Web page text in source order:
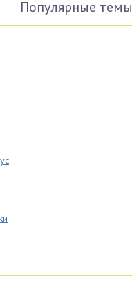
Популярные темы